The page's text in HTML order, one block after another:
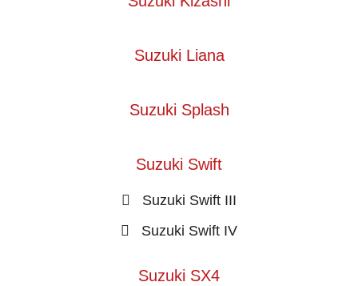
Suzuki Liana
Suzuki Splash
Suzuki Swift
Suzuki Swift III
Suzuki Swift IV
Suzuki SX4